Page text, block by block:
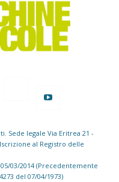
Sede legale Via Eritrea 21 -
al Registro delle
03/2014 (Precedentemente
del 07/04/1973)